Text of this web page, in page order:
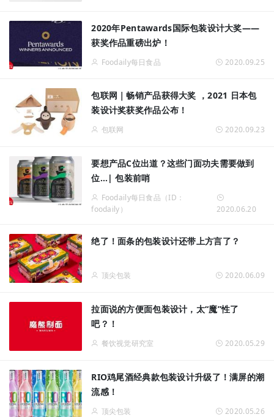
2020年Pentawards国际包装设计大奖——
获奖作品重磅出炉！
Foodaily每日食品 2020.09.25
包联网｜畅销产品获得大奖 ，2021 日本包
装设计奖获奖作品公布！
包联网 2020.09.23
要想产品C位出道？这些门面功夫需要做到
位…| 包装前哨
Foodaily每日食品（ID：
foodaily）
2020.06.20
绝了！面条的包装设计还带上方言了？
顶尖包装 2020.06.09
拉面说的方便面包装设计，太“魔”性了
吧？！
餐饮视觉研究室 2020.05.29
RIO鸡尾酒经典款包装设计升级了！满屏的潮
流感！
顶尖包装 2020.05.26